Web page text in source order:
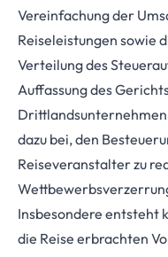
Vereinfachung der
Reiseleistungen sowie
Verteilung des
Auffassung des
dazu bei, den
Reiseveranstalter zu
Insbesondere entsteht
die Reise erbrachten